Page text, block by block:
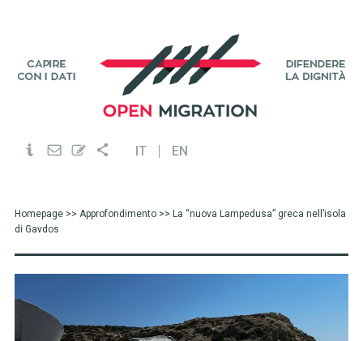
IT EN
Homepage>> Approfondimento>> La “nuova Lampedusa” greca nell’isola
di Gavdos